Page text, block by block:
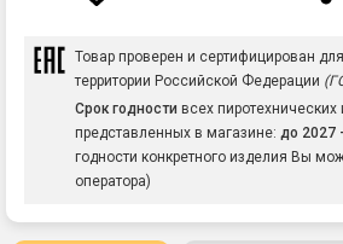
Товар проверен и сертифицирован
территории Российской Федерации
Срок годности всех пиротехнических
представленных в магазине: до 2027
годности конкретного изделия Вы
оператора)